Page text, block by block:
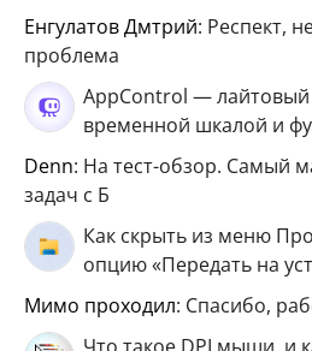
Енгулатов Дмтрий: Респект,
проблема
AppControl — лайтовый
временной шкалой и
Denn: На тест-обзор. Самый
задач с Б
Как скрыть из меню
опцию «Передать на
мимо проходил: Спасибо,